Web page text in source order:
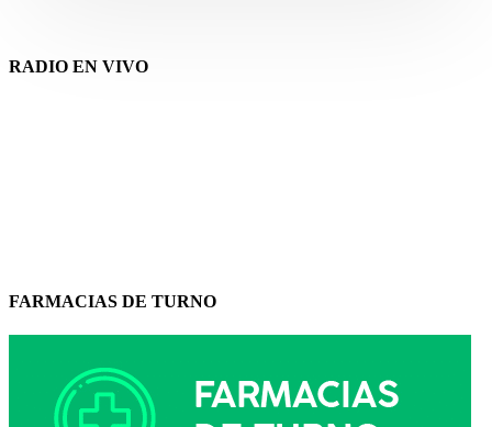
RADIO EN VIVO
FARMACIAS DE TURNO